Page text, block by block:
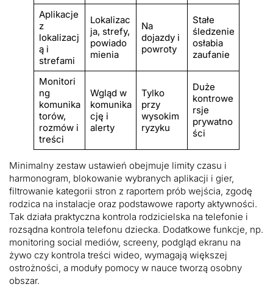
Aplikacje
z
lokalizacj
ą i
strefami
Lokalizac
ja, strefy,
powiado
mienia
Na
dojazdy i
powroty
Stałe
śledzenie
osłabia
zaufanie
Monitori
ng
komunika
torów,
rozmów i
treści
Wgląd w
komunika
cję i
alerty
Tylko
przy
wysokim
ryzyku
Duże
kontrowe
rsje
prywatno
ści
Minimalny zestaw ustawień obejmuje limity czasu i
harmonogram, blokowanie wybranych aplikacji i gier,
filtrowanie kategorii stron z raportem prób wejścia, zgodę
rodzica na instalacje oraz podstawowe raporty aktywności.
Tak działa praktyczna kontrola rodzicielska na telefonie i
rozsądna kontrola telefonu dziecka. Dodatkowe funkcje, np.
monitoring social mediów, screeny, podgląd ekranu na
żywo czy kontrola treści wideo, wymagają większej
ostrożności, a moduły pomocy w nauce tworzą osobny
obszar.